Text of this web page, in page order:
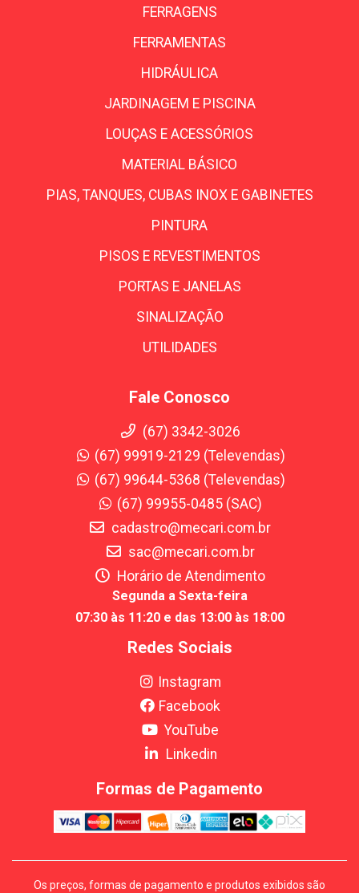
FERRAGENS
FERRAMENTAS
HIDRÁULICA
JARDINAGEM E PISCINA
LOUÇAS E ACESSÓRIOS
MATERIAL BÁSICO
PIAS, TANQUES, CUBAS INOX E GABINETES
PINTURA
PISOS E REVESTIMENTOS
PORTAS E JANELAS
SINALIZAÇÃO
UTILIDADES
Fale Conosco
(67) 3342-3026
(67) 99919-2129 (Televendas)
(67) 99644-5368 (Televendas)
(67) 99955-0485 (SAC)
cadastro@mecari.com.br
sac@mecari.com.br
Horário de Atendimento
Segunda a Sexta-feira
07:30 às 11:20 e das 13:00 às 18:00
Redes Sociais
Instagram
Facebook
YouTube
Linkedin
Formas de Pagamento
Os preços, formas de pagamento e produtos exibidos são